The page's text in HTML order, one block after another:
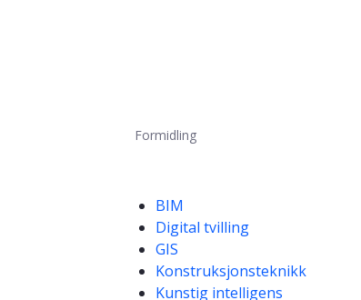
Formidling
Kompetanseord
BIM
Digital tvilling
GIS
Konstruksjonsteknikk
Kunstig intelligens